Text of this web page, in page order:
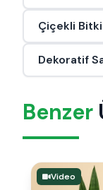
Çiçekli
Dekoratif
Benzer
Video